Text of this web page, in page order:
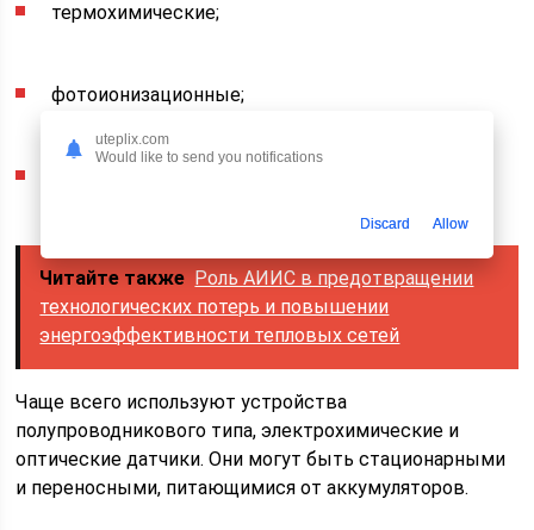
термохимические;
фотоионизационные;
Читайте также Роль АИИС в предотвращении
технологических потерь и повышении
энергоэффективности тепловых сетей
Чаще всего используют устройства
полупроводникового типа, электрохимические и
оптические датчики. Они могут быть стационарными
и переносными, питающимися от аккумуляторов.
uteplix.com
Would like to send you notifications
Discard Allow